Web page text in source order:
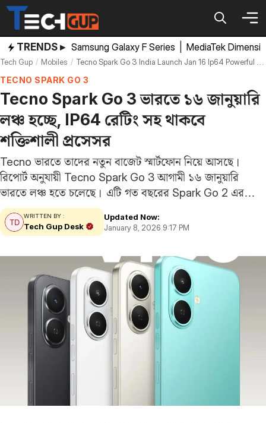
Skip
content
TRENDS ▸ Samsung Galaxy F Series MediaTek
Tech Gup Mobiles Tecno Spark Go 3 India Launch Jan 16 Ip64 Powerful Processor
TECNO SPARK GO 3
Tecno Spark Go 3 ভারতে ১৬ জানুয়ারি
লঞ্চ হচ্ছে, IP64 রেটিং সহ থাকবে
শক্তিশালী প্রসেসর
Tecno ভারতে তাদের নতুন বাজেট স্মার্টফোন নিয়ে আসছে।
রিপোর্ট অনুযায়ী Tecno Spark Go 3 আগামী ১৬ জানুয়ারি
ভারতে লঞ্চ হতে চলেছে। এটি গত বছরের Spark Go 2 এর
উত্তরসূরি মডেল হবে। দাম কম হলেও আসন্ন ডিভাইসটির ফিচারে
অনেক চমক থাকবে।…
WRITTEN BY :
Tech Gup Desk
Updated Now:
January 8, 2026 9:17 PM